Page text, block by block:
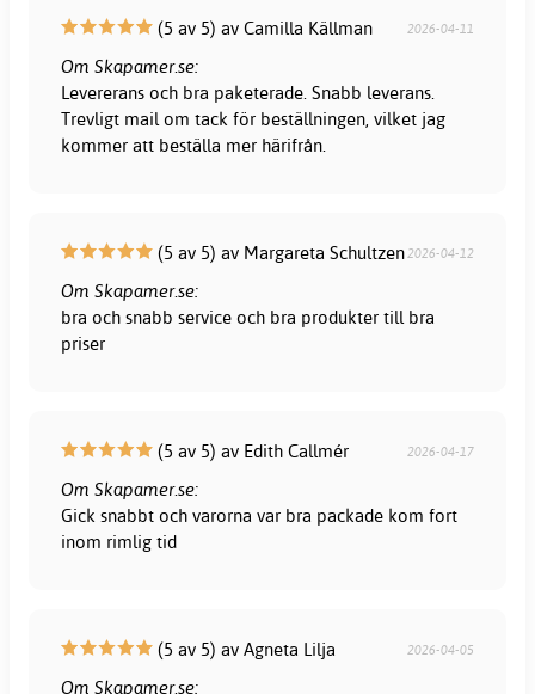
(5 av 5) av Camilla Källman 2026-04-11
Om Skapamer.se:
Levererans och bra paketerade. Snabb leverans.
Trevligt mail om tack för beställningen, vilket jag
kommer att beställa mer härifrån.
(5 av 5) av Margareta Schultzen2026-04-12
Om Skapamer.se:
bra och snabb service och bra produkter till bra
priser
(5 av 5) av Edith Callmér 2026-04-17
Om Skapamer.se:
Gick snabbt och varorna var bra packade kom fort
inom rimlig tid
(5 av 5) av Agneta Lilja 2026-04-05
Om Skapamer.se: